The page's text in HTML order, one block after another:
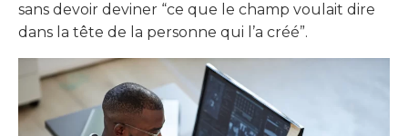
sans devoir deviner “ce que le champ voulait dire
dans la tête de la personne qui l’a créé”.